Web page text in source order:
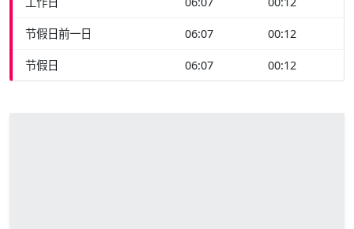
节假日前一日 06:07 00:12
节假日 06:07 00:12